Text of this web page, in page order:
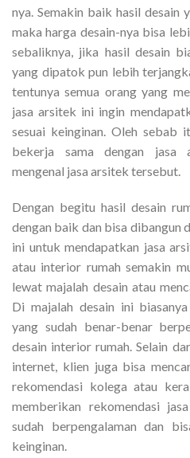
nya. Semakin baik hasil desain
maka harga desain-nya bisa
sebaliknya, jika hasil desain
yang dipatok pun lebih
tentunya semua orang yang
jasa arsitek ini ingin
sesuai keinginan. Oleh sebab
bekerja sama dengan jasa
mengenal jasa arsitek tersebut.
Dengan begitu hasil desain
dengan baik dan bisa dibangun
ini untuk mendapatkan jasa
atau interior rumah semakin
lewat majalah desain atau
Di majalah desain ini
yang sudah benar-benar
desain interior rumah. Selain
internet, klien juga bisa
rekomendasi kolega atau
memberikan rekomendasi
sudah berpengalaman dan
keinginan.